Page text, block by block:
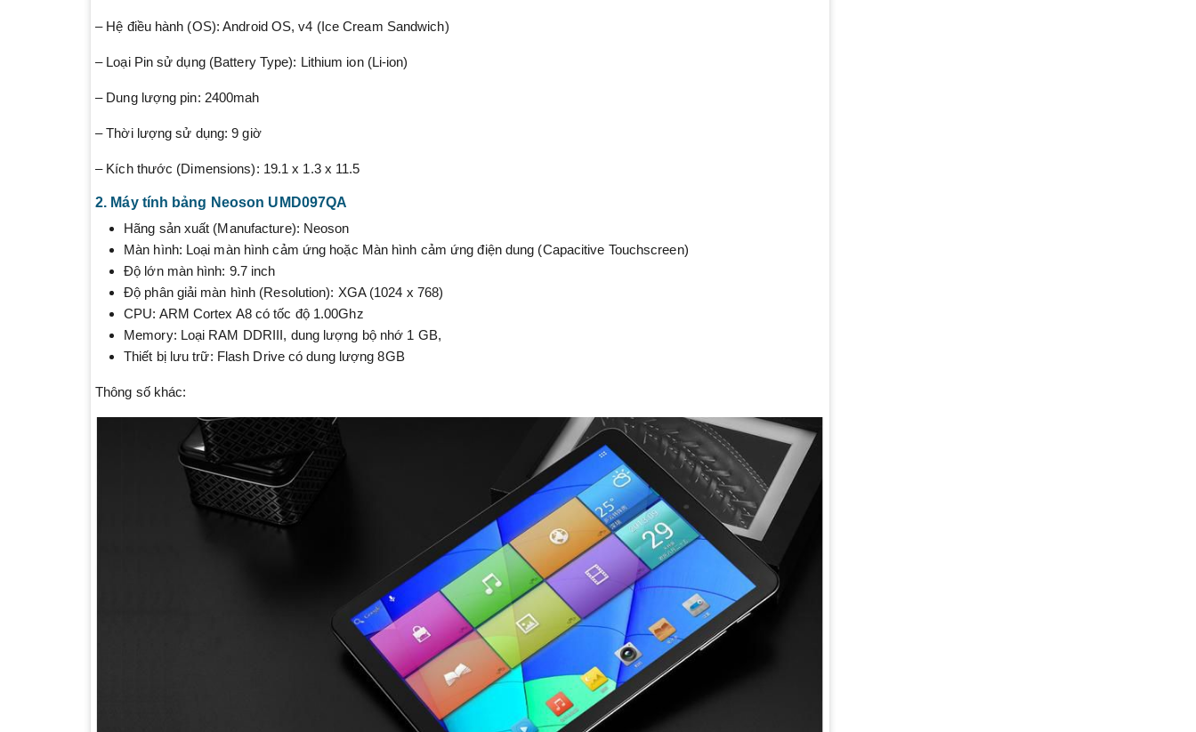
– Hệ điều hành (OS): Android OS, v4 (Ice Cream Sandwich)
– Loại Pin sử dụng (Battery Type): Lithium ion (Li-ion)
– Dung lượng pin: 2400mah
– Thời lượng sử dụng: 9 giờ
– Kích thước (Dimensions): 19.1 x 1.3 x 11.5
2. Máy tính bảng Neoson UMD097QA
Hãng sản xuất (Manufacture): Neoson
Màn hình: Loại màn hình cảm ứng hoặc Màn hình cảm ứng điện dung (Capacitive Touchscreen)
Độ lớn màn hình: 9.7 inch
Độ phân giải màn hình (Resolution): XGA (1024 x 768)
CPU: ARM Cortex A8 có tốc độ 1.00Ghz
Memory: Loại RAM DDRIII, dung lượng bộ nhớ 1 GB,
Thiết bị lưu trữ: Flash Drive có dung lượng 8GB
Thông số khác: